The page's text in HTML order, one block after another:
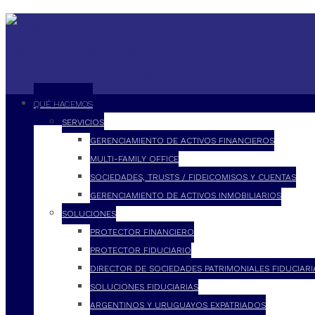
QUÉ HACEMOS
SERVICIOS
GERENCIAMIENTO DE ACTIVOS FINANCIEROS
MULTI-FAMILY OFFICE
SOCIEDADES, TRUSTS / FIDEICOMISOS Y CUENTAS
GERENCIAMIENTO DE ACTIVOS INMOBILIARIOS
SOLUCIONES
PROTECTOR FINANCIERO
PROTECTOR FIDUCIARIO
DIRECTOR DE SOCIEDADES PATRIMONIALES
SOLUCIONES FIDUCIARIAS
ARGENTINOS Y URUGUAYOS EXPATRIADOS